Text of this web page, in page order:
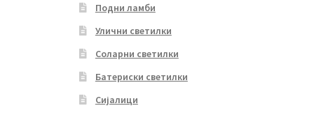
Подни ламби
Улични светилки
Соларни светилки
Батериски светилки
Сијалици